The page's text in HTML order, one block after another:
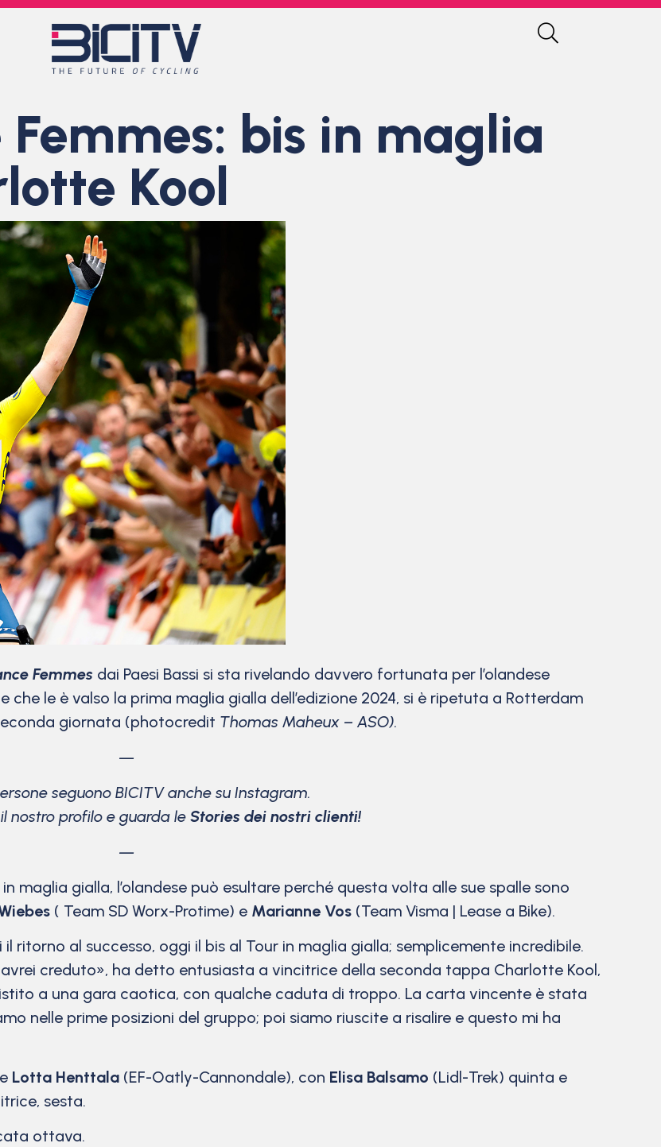
Femmes: bis in maglia
Kool
Femmes dai Paesi Bassi si sta rivelando davvero fortunata per l’olandese
che le è valso la prima maglia gialla dell’edizione 2024, si è ripetuta a Rotterdam
giornata (photocredit Thomas Maheux – ASO).
—
seguono BICITV anche su Instagram.
nostro profilo e guarda le Stories dei nostri clienti!
—
maglia gialla, l’olandese può esultare perché questa volta alle sue spalle sono
( Team SD Worx-Protime) e Marianne Vos (Team Visma | Lease a Bike).
ritorno al successo, oggi il bis al Tour in maglia gialla; semplicemente incredibile.
creduto», ha detto entusiasta a vincitrice della seconda tappa Charlotte Kool,
a una gara caotica, con qualche caduta di troppo. La carta vincente è stata
nelle prime posizioni del gruppo; poi siamo riuscite a risalire e questo mi ha
Lotta Henttala (EF-Oatly-Cannondale), con Elisa Balsamo (Lidl-Trek) quinta e
sesta.
ottava.